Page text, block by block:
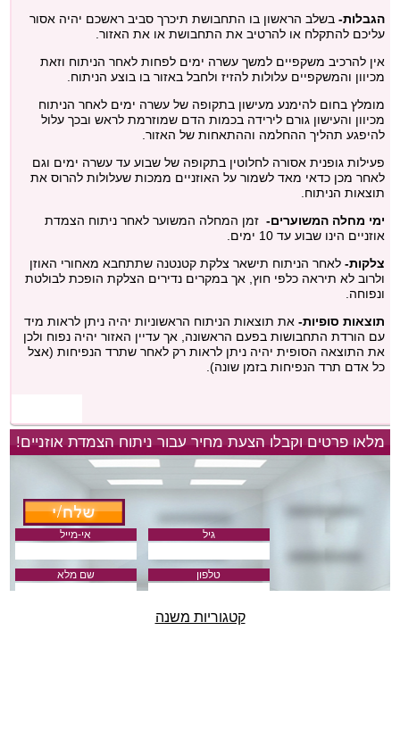
הגבלות- בשלב הראשון בו התחבושת תיכרך סביב ראשכם יהיה אסור
עליכם להתקלח או להרטיב את התחבושת או את האזור.
אין להרכיב משקפיים למשך עשרה ימים לפחות לאחר הניתוח וזאת
מכיוון והמשקפיים עלולות להזיז ולחבל באזור בו בוצע הניתוח.
מומלץ בחום להימנע מעישון בתקופה של עשרה ימים לאחר הניתוח
מכיוון והעישון גורם לירידה בכמות הדם שמוזרמת לראש ובכך עלול
להיפגע תהליך ההחלמה וההתאחות של האזור.
פעילות גופנית אסורה לחלוטין בתקופה של שבוע עד עשרה ימים וגם
לאחר מכן כדאי מאד לשמור על האוזניים ממכות שעלולות להרוס את
תוצאות הניתוח.
ימי מחלה המשוערים-זמן המחלה המשוער לאחר ניתוח הצמדת
אוזניים הינו שבוע עד 10 ימים.
צלקות-לאחר הניתוח תישאר צלקת קטנטנה שתתחבא מאחורי האוזן
ולרוב לא תיראה כלפי חוץ, אך במקרים נדירים הצלקת הופכת לבולטת
ונפוחה.
תוצאות סופיות-את תוצאות הניתוח הראשוניות יהיה ניתן לראות מיד
עם הורדת התחבושות בפעם הראשונה, אך עדיין האזור יהיה נפוח ולכן
את התוצאה הסופית יהיה ניתן לראות רק לאחר שתרד הנפיחות (אצל
כל אדם תרד הנפיחות בזמן שונה).
מלאו פרטים וקבלו הצעת מחיר עבור ניתוח הצמדת אוזניים!
אי-מייל גיל
שם מלא טלפון
קטגוריות משנה